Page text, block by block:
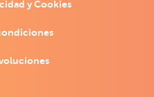
y Cookies